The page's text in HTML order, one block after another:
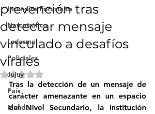
Incendios Forestales
Narcotráfico
Ledesma
Policiales
Jujuy
País
Mundo
prevención tras
detectar mensaje
vinculado a desafíos
virales
Obtuvo NaN de 5 estrellas.
Tras la detección de un mensaje de
carácter amenazante en un espacio
del Nivel Secundario, la institución